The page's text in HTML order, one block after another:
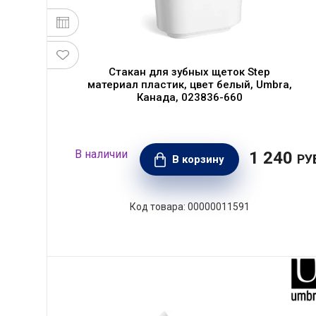
Стакан для зубных щеток Step
материал пластик, цвет белый, Umbra,
Канада, 023836-660
В корзину 1 240
00000011591